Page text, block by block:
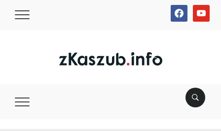
facebookyoutube